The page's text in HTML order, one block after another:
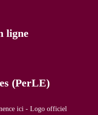
ligne
(PerLE)